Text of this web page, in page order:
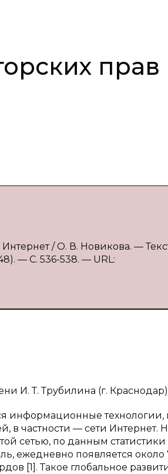
прав
/ О. В. Новикова. —
— С. 536-538. — URL:
И. Т. Трубилина (г. Краснодар)
информационные технологии,
в частности — сети Интернет.
сетью, по данным
ежедневно появляется
[1]. Такое глобальное